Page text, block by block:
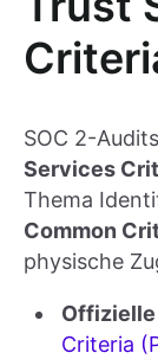
SOC 2-
Services
Thema
Common
physische
Offizielle
Criteria